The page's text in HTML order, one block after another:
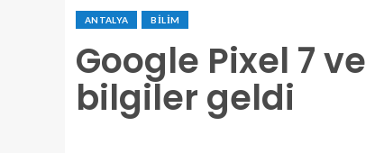
ANTALYA BILIM
Google Pixel 7
bilgiler geldi